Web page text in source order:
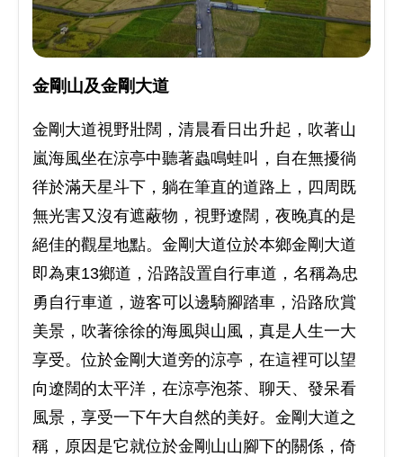
金剛山及金剛大道
金剛大道視野壯闊，清晨看日出升起，吹著山
嵐海風坐在涼亭中聽著蟲鳴蛙叫，自在無擾徜
徉於滿天星斗下，躺在筆直的道路上，四周既
無光害又沒有遮蔽物，視野遼闊，夜晚真的是
絕佳的觀星地點。金剛大道位於本鄉金剛大道
即為東13鄉道，沿路設置自行車道，名稱為忠
勇自行車道，遊客可以邊騎腳踏車，沿路欣賞
美景，吹著徐徐的海風與山風，真是人生一大
享受。位於金剛大道旁的涼亭，在這裡可以望
向遼闊的太平洋，在涼亭泡茶、聊天、發呆看
風景，享受一下午大自然的美好。金剛大道之
稱，原因是它就位於金剛山山腳下的關係，倚